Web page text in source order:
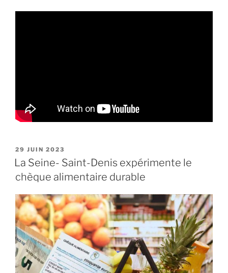
PUBLIÉ
LE
29 JUIN 2023
La Seine- Saint-Denis expérimente le
chèque alimentaire durable